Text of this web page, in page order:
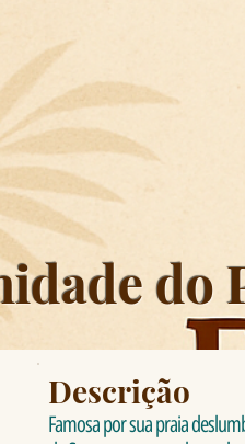
do
Descrição
Famosa por sua praia